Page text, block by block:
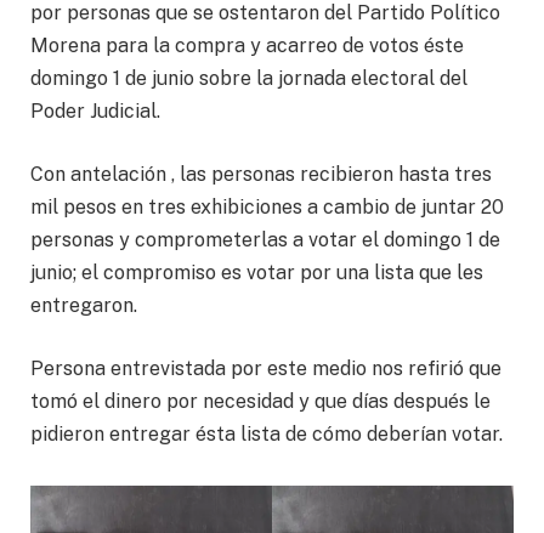
por personas que se ostentaron del Partido Político
Morena para la compra y acarreo de votos éste
domingo 1 de junio sobre la jornada electoral del
Poder Judicial.
Con antelación , las personas recibieron hasta tres
mil pesos en tres exhibiciones a cambio de juntar 20
personas y comprometerlas a votar el domingo 1 de
junio; el compromiso es votar por una lista que les
entregaron.
Persona entrevistada por este medio nos refirió que
tomó el dinero por necesidad y que días después le
pidieron entregar ésta lista de cómo deberían votar.